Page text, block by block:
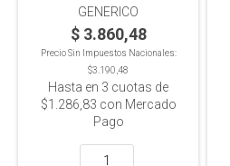
GENERICO
$ 3.860,48
Precio Sin Impuestos Nacionales:
$3.190,48
Hasta en 3 cuotas de
$1.286,83 con Mercado
Pago